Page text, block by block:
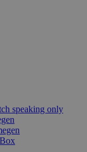
speaking only